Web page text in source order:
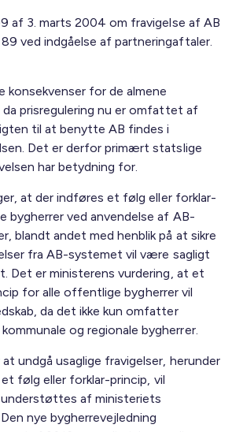
af 3. marts 2004 om fravigelse af AB
ved indgåelse af partneringaftaler.
konsekvenser for de almene
prisregulering nu er omfattet af
til at benytte AB findes i
Det er derfor primært statslige
har betydning for.
at der indføres et følg eller forklar-
bygherrer ved anvendelse af AB-
blandt andet med henblik på at sikre
fra AB-systemet vil være sagligt
Det er ministerens vurdering, at et
for alle offentlige bygherrer vil
da det ikke kun omfatter
og regionale bygherrer.
undgå usaglige fravigelser, herunder
følg eller forklar-princip, vil
af ministeriets
nye bygherrevejledning